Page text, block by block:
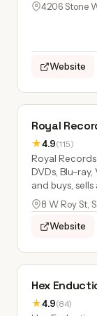
4206 Stone
Website
Royal
★4.9(115)
Royal Records
DVDs, Blu-ray,
and buys, sells
8 W Roy St,
Website
Hex
★4.9(84)